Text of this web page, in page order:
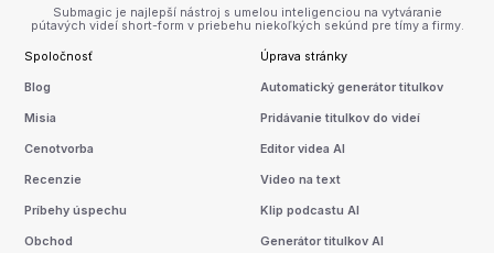
Submagic je najlepší nástroj s umelou inteligenciou na vytváranie
pútavých videí short-form v priebehu niekoľkých sekúnd pre tímy a firmy.
Spoločnosť
Blog
Misia
Cenotvorba
Recenzie
Príbehy úspechu
Obchod
Úprava stránky
Automatický generátor titulkov
Pridávanie titulkov do videí
Editor videa AI
Video na text
Klip podcastu AI
Generátor titulkov AI